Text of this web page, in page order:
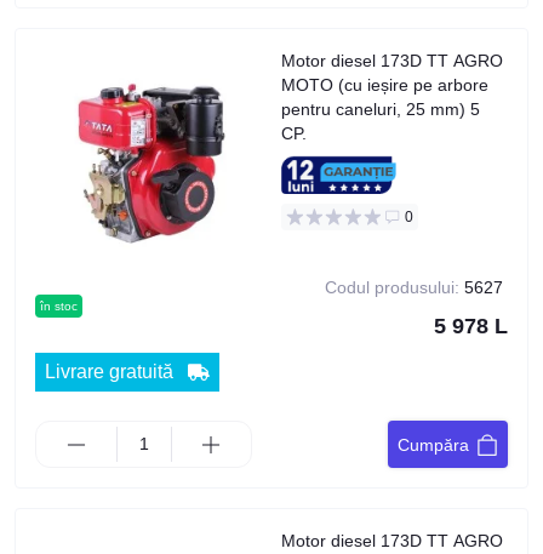
în stoc
Motor diesel 173D TT AGRO
MOTO (cu ieșire pe arbore
pentru caneluri, 25 mm) 5
CP.
0
Codul produsului: 5627
5 978 L
Livrare gratuită
Cumpăra
Motor diesel 173D TT AGRO